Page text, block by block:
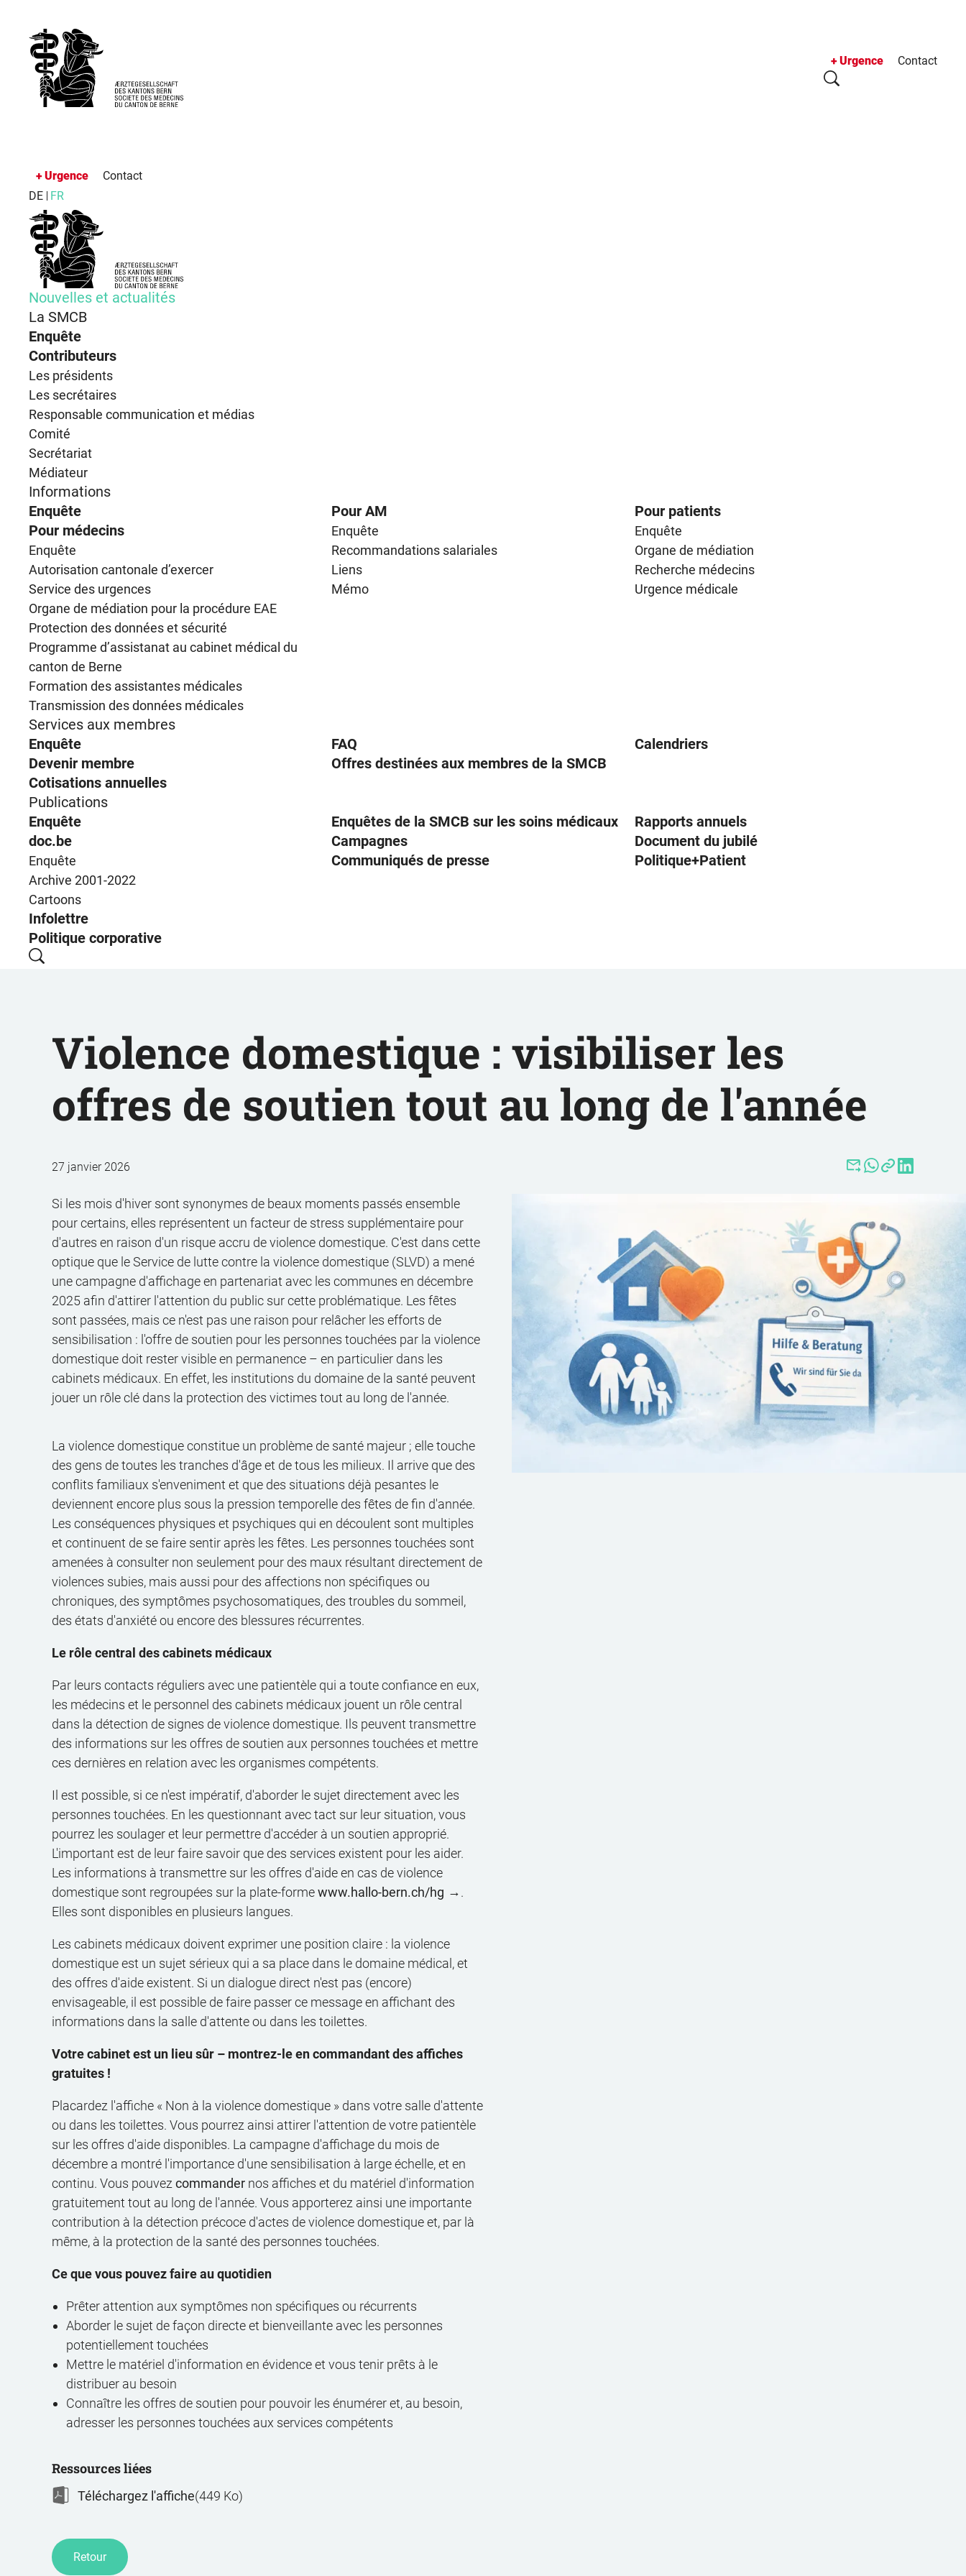
Urgence Contact
Urgence
Contact
DE FR
Nouvelles et actualités
La SMCB
Enquête
Contributeurs
Les présidents
Les secrétaires
Responsable communication et médias
Comité
Secrétariat
Médiateur
Informations
Enquête
Pour médecins
Enquête
Autorisation cantonale d’exercer
Service des urgences
Organe de médiation pour la procédure EAE
Protection des données et sécurité
Programme d’assistanat au cabinet médical du
canton de Berne
Formation des assistantes médicales
Transmission des données médicales
Pour AM
Enquête
Recommandations salariales
Liens
Mémo
Pour patients
Enquête
Organe de médiation
Recherche médecins
Urgence médicale
Services aux membres
Enquête
Devenir membre
Cotisations annuelles
FAQ
Offres destinées aux membres de la SMCB
Calendriers
Publications
Enquête
doc.be
Enquête
Archive 2001-2022
Cartoons
Infolettre
Politique corporative
Enquêtes de la SMCB sur les soins médicaux
Campagnes
Communiqués de presse
Rapports annuels
Document du jubilé
Politique+Patient
Violence domestique : visibiliser les
offres de soutien tout au long de l'année
27 janvier 2026
Si les mois d'hiver sont synonymes de beaux moments passés ensemble
pour certains, elles représentent un facteur de stress supplémentaire pour
d'autres en raison d'un risque accru de violence domestique. C'est dans cette
optique que le Service de lutte contre la violence domestique (SLVD) a mené
une campagne d'affichage en partenariat avec les communes en décembre
2025 afin d'attirer l'attention du public sur cette problématique. Les fêtes
sont passées, mais ce n'est pas une raison pour relâcher les efforts de
sensibilisation : l'offre de soutien pour les personnes touchées par la violence
domestique doit rester visible en permanence – en particulier dans les
cabinets médicaux. En effet, les institutions du domaine de la santé peuvent
jouer un rôle clé dans la protection des victimes tout au long de l'année.
La violence domestique constitue un problème de santé majeur ; elle touche
des gens de toutes les tranches d'âge et de tous les milieux. Il arrive que des
conflits familiaux s'enveniment et que des situations déjà pesantes le
deviennent encore plus sous la pression temporelle des fêtes de fin d'année.
Les conséquences physiques et psychiques qui en découlent sont multiples
et continuent de se faire sentir après les fêtes. Les personnes touchées sont
amenées à consulter non seulement pour des maux résultant directement de
violences subies, mais aussi pour des affections non spécifiques ou
chroniques, des symptômes psychosomatiques, des troubles du sommeil,
des états d'anxiété ou encore des blessures récurrentes.
Le rôle central des cabinets médicaux
Par leurs contacts réguliers avec une patientèle qui a toute confiance en eux,
les médecins et le personnel des cabinets médicaux jouent un rôle central
dans la détection de signes de violence domestique. Ils peuvent transmettre
des informations sur les offres de soutien aux personnes touchées et mettre
ces dernières en relation avec les organismes compétents.
Il est possible, si ce n'est impératif, d'aborder le sujet directement avec les
personnes touchées. En les questionnant avec tact sur leur situation, vous
pourrez les soulager et leur permettre d'accéder à un soutien approprié.
L'important est de leur faire savoir que des services existent pour les aider.
Les informations à transmettre sur les offres d'aide en cas de violence
domestique sont regroupées sur la plate-formewww.hallo-bern.ch/hg
.
Elles sont disponibles en plusieurs langues.
Les cabinets médicaux doivent exprimer une position claire : la violence
domestique est un sujet sérieux qui a sa place dans le domaine médical, et
des offres d'aide existent. Si un dialogue direct n'est pas (encore)
envisageable, il est possible de faire passer ce message en affichant des
informations dans la salle d'attente ou dans les toilettes.
Votre cabinet est un lieu sûr – montrez-le en commandant des affiches
gratuites !
Placardez l'affiche « Non à la violence domestique » dans votre salle d'attente
ou dans les toilettes. Vous pourrez ainsi attirer l'attention de votre patientèle
sur les offres d'aide disponibles. La campagne d'affichage du mois de
décembre a montré l'importance d'une sensibilisation à large échelle, et en
continu. Vous pouvez commander nos affiches et du matériel d'information
gratuitement tout au long de l'année. Vous apporterez ainsi une importante
contribution à la détection précoce d'actes de violence domestique et, par là
même, à la protection de la santé des personnes touchées.
Ce que vous pouvez faire au quotidien
Prêter attention aux symptômes non spécifiques ou récurrents
Aborder le sujet de façon directe et bienveillante avec les personnes
potentiellement touchées
Mettre le matériel d'information en évidence et vous tenir prêts à le
distribuer au besoin
Connaître les offres de soutien pour pouvoir les énumérer et, au besoin,
adresser les personnes touchées aux services compétents
Ressources liées
Téléchargez l'affiche(449 Ko)
Retour